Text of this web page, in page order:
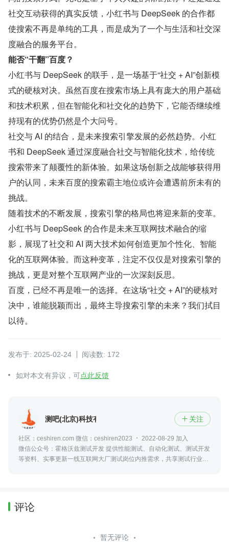
社交互动获得的真实反馈，小红书与 DeepSeek 的合作都
使搜索不再是单纯的工具，而是成为了一个与生活和社交深
度融合的服务平台。
能否“干翻”百度？
小红书与 DeepSeek 的联手，是一场基于“社交 + AI”创新模
式的硬核对决。虽然百度在搜索市场上具有庞大的用户基础
和技术积累，但在智能化和社交化的趋势下，它能否继续维
持现有的优势仍然是个大问号。
社交与 AI 的结合，是未来搜索引擎发展的必然趋势。小红
书和 DeepSeek 通过深度融合社交与智能化技术，给传统
搜索带来了颠覆性的新体验。如果这场创新之战能够获得用
户的认同，未来百度的搜索霸主地位或许会遭遇前所未有的
挑战。
随着技术的不断发展，搜索引擎的格局也将迎来新的变革。
小红书与 DeepSeek 的合作是未来互联网技术融合的缩
影，展现了社交和 AI 两大技术如何创造更加个性化、智能
化的互联网体验。而这种变革，注定不仅仅是对搜索引擎的
挑战，更是对整个互联网产业的一次深刻反思。
百度，已经不再是唯一的选择。在这场“社交 + AI”的硬核对
决中，谁能脱颖而出，最终主导搜索引擎的未来？我们拭目
以待。
发布于: 2025-02-24 阅读数: 172
如对本文有异议，可点此反馈
测吧(北京)科技有限公司  关注
社区：ceshiren.com 微信：ceshiren2023
2022-08-29 加入
微信公众号：霍格沃兹测试开发 提供性能测试、自动化测试、测试开发
等资料、实事更新一线互联网大厂测试岗位内推需求，共享测试行业动
评论
暂无评论